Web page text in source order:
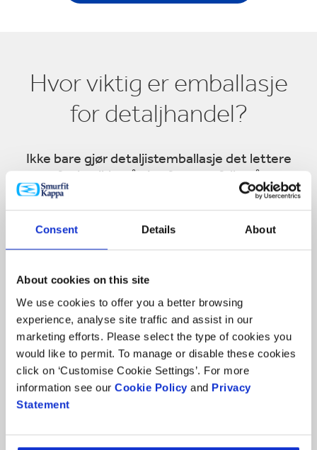
Consent Details About
About cookies on this site
We use cookies to offer you a better browsing
experience, analyse site traffic and assist in our
marketing efforts. Please select the type of cookies you
would like to permit. To manage or disable these cookies
click on ‘Customise Cookie Settings’. For more
information see our Cookie Policy and Privacy
Statement
Hvor viktig er emballasje
for detaljhandel?
Ikke bare gjør detaljistemballasje det lettere
for butikker å vise frem og fylle på
produktene dine, men den bør også fange
kunders øyne, lokke dem til å se nærmere, og
til slutt oppmuntre dem til å ta produktet ditt